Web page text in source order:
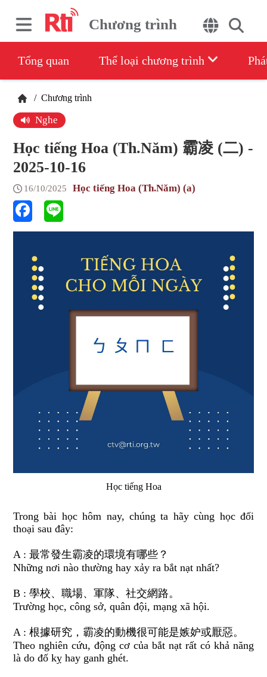
Chương trình
Tổng quan Thể loại chương trình
/ Chương trình
Nghe
Học tiếng Hoa (Th.Năm) 霸凌 (二) -
2025-10-16
16/10/2025 Học tiếng Hoa (Th.Năm) (a)
Học tiếng Hoa
Trong bài học hôm nay, chúng ta hãy cùng học đối
thoại sau đây:
A : 最常發生霸凌的環境有哪些？
Những nơi nào thường hay xảy ra bắt nạt nhất?
B : 學校、職場、軍隊、社交網路。
Trường học, công sở, quân đội, mạng xã hội.
A : 根據研究，霸凌的動機很可能是嫉妒或厭惡。
Theo nghiên cứu, động cơ của bắt nạt rất có khả năng
là do đố kỵ hay ganh ghét.